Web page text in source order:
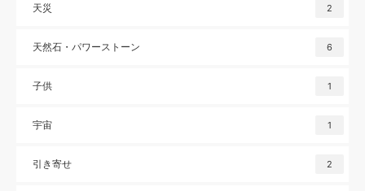
天災 2
天然石・パワーストーン 6
子供 1
宇宙 1
引き寄せ 2